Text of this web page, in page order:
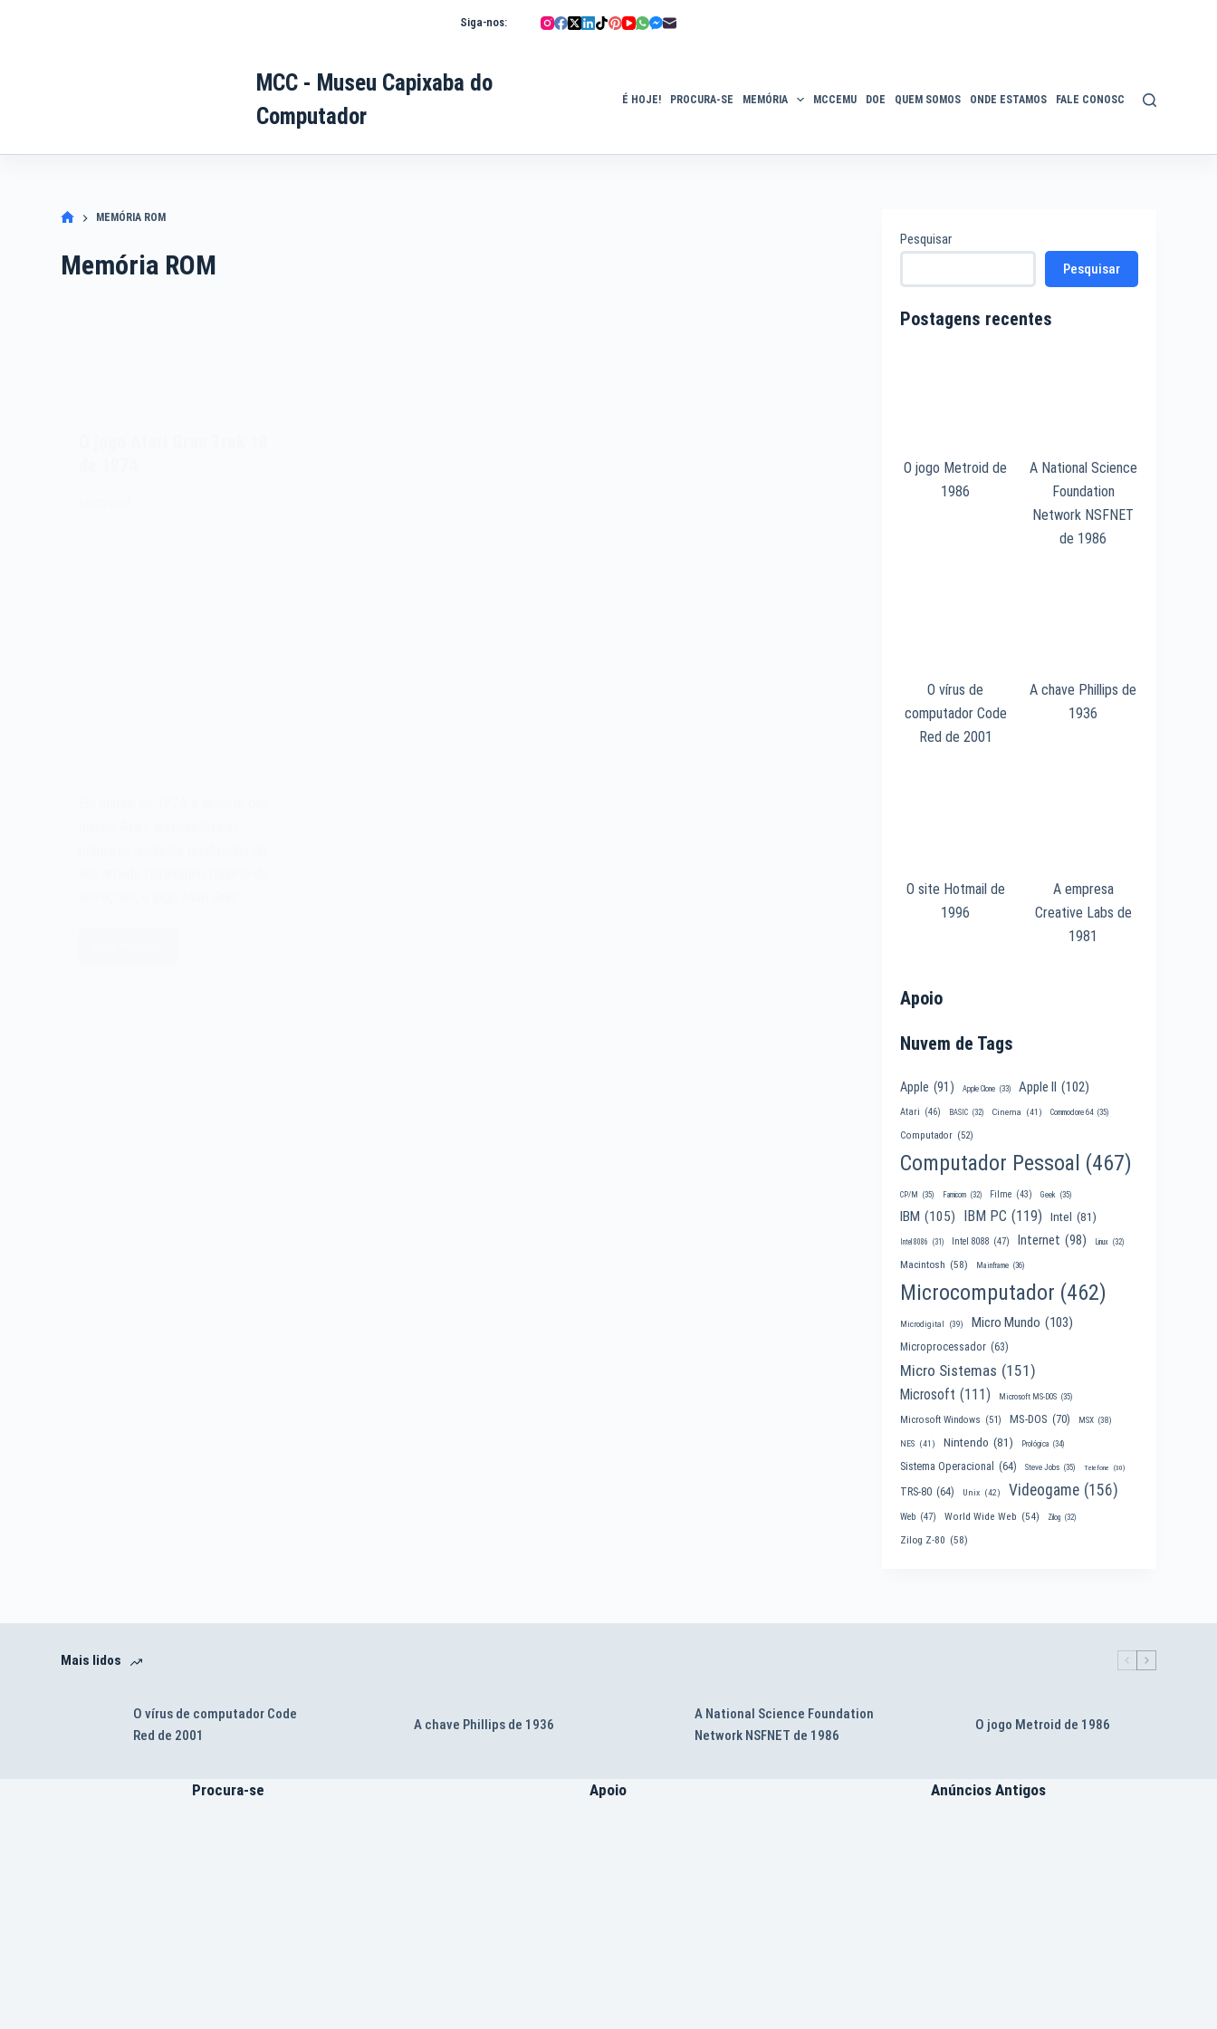
Siga-nos:
MCC - Museu Capixaba do
Computador
É HOJE! PROCURA-SE MEMÓRIA MCCEMU DOE QUEM SOMOS ONDE ESTAMOS FALE CONOSCO POLÍTICA DE
MEMÓRIA ROM
Memória ROM
Pesquisar
Pesquisar
Postagens recentes
O jogo Metroid de
1986
A National Science
Foundation
Network NSFNET
de 1986
O vírus de
computador Code
Red de 2001
A chave Phillips de
1936
O site Hotmail de
1996
A empresa
Creative Labs de
1981
Apoio
Nuvem de Tags
Apple (91) Apple Clone (33) Apple II (102)
Atari (46) BASIC (32) Cinema (41) Commodore 64 (35)
Computador (52)
Computador Pessoal (467)
CP/M (35) Famicom (32) Filme (43) Geek (35)
IBM (105) IBM PC (119) Intel (81)
Intel 8086 (31) Intel 8088 (47) Internet (98) Linux (32)
Macintosh (58) Mainframe (36)
Microcomputador (462)
Microdigital (39) Micro Mundo (103)
Microprocessador (63)
Micro Sistemas (151)
Microsoft (111) Microsoft MS-DOS (35)
Microsoft Windows (51) MS-DOS (70) MSX (38)
NES (41) Nintendo (81) Prológica (34)
Sistema Operacional (64) Steve Jobs (35) Telefone (30)
TRS-80 (64) Unix (42) Videogame (156)
Web (47) World Wide Web (54) Zilog (32)
Zilog Z-80 (58)
Mais lidos
O vírus de computador Code
Red de 2001
A chave Phillips de 1936
A National Science Foundation
Network NSFNET de 1986
O jogo Metroid de 1986
Procura-se Apoio Anúncios Antigos